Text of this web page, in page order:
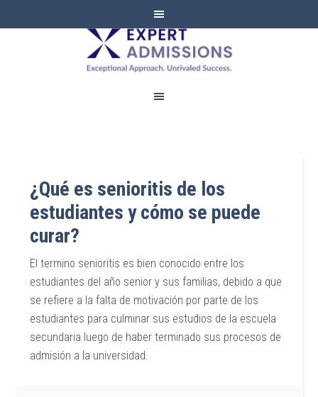
EXPERT
ADMISSIONS
¿Qué es senioritis de los
estudiantes y cómo se puede
curar?
El termino senioritis es bien conocido entre los
estudiantes del año senior y sus familias, debido a que
se refiere a la falta de motivación por parte de los
estudiantes para culminar sus estudios de la escuela
secundaria luego de haber terminado sus procesos de
admisión a la universidad.